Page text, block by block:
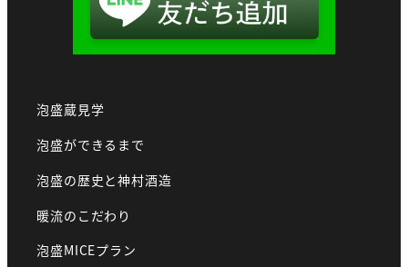
泡盛蔵見学
泡盛ができるまで
泡盛の歴史と神村酒造
暖流のこだわり
泡盛MICEプラン